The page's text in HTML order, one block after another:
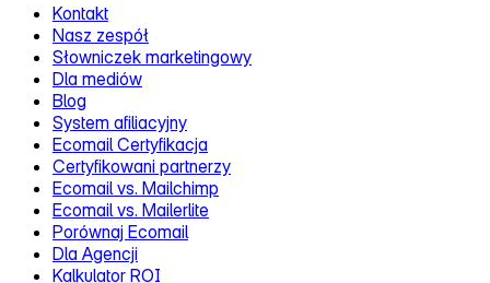
Kontakt
Nasz zespół
Słowniczek marketingowy
Dla mediów
Blog
System afiliacyjny
Ecomail Certyfikacja
Certyfikowani partnerzy
Ecomail vs. Mailchimp
Ecomail vs. Mailerlite
Porównaj Ecomail
Dla Agencji
Kalkulator ROI